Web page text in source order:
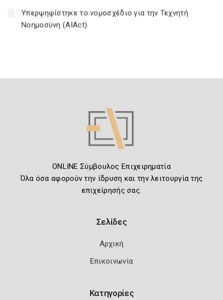
Υπερψηφίστηκε το νομοσχέδιο για την Τεχνητή
Νοημοσύνη (AIAct)
ONLINE Σύμβουλος Επιχειρηματία
Όλα όσα αφορούν την ίδρυση και την λειτουργία της
επιχείρησής σας.
Σελίδες
Αρχική
Επικοινωνία
Κατηγορίες